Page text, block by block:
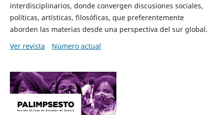
interdisciplinarios, donde convergen discusiones sociales,
políticas, artísticas, filosóficas, que preferentemente
aborden las materias desde una perspectiva del sur global.
Ver revista
Número actual